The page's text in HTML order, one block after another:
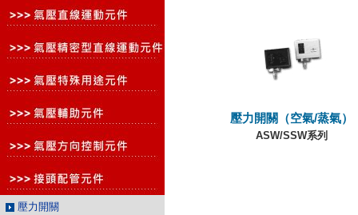
壓力開關
壓力開關（空氣/蒸氣）
ASW/SSW系列